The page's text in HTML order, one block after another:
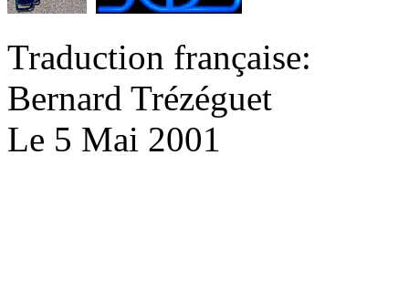
Traduction française:
Bernard Trézéguet
Le 5 Mai 2001